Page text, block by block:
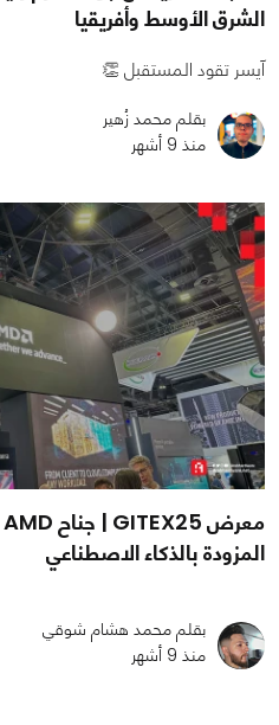
الشرق الأوسط وأفريقيا
آيسر تقود المستقبل 👏
بقلم محمد زُهير
منذ 9 أشهر
المزودة بالذكاء الاصطناعي
بقلم محمد هشام شوقي
منذ 9 أشهر